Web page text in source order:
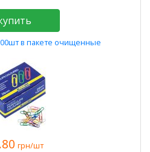
в пакете очищенные
грн/шт